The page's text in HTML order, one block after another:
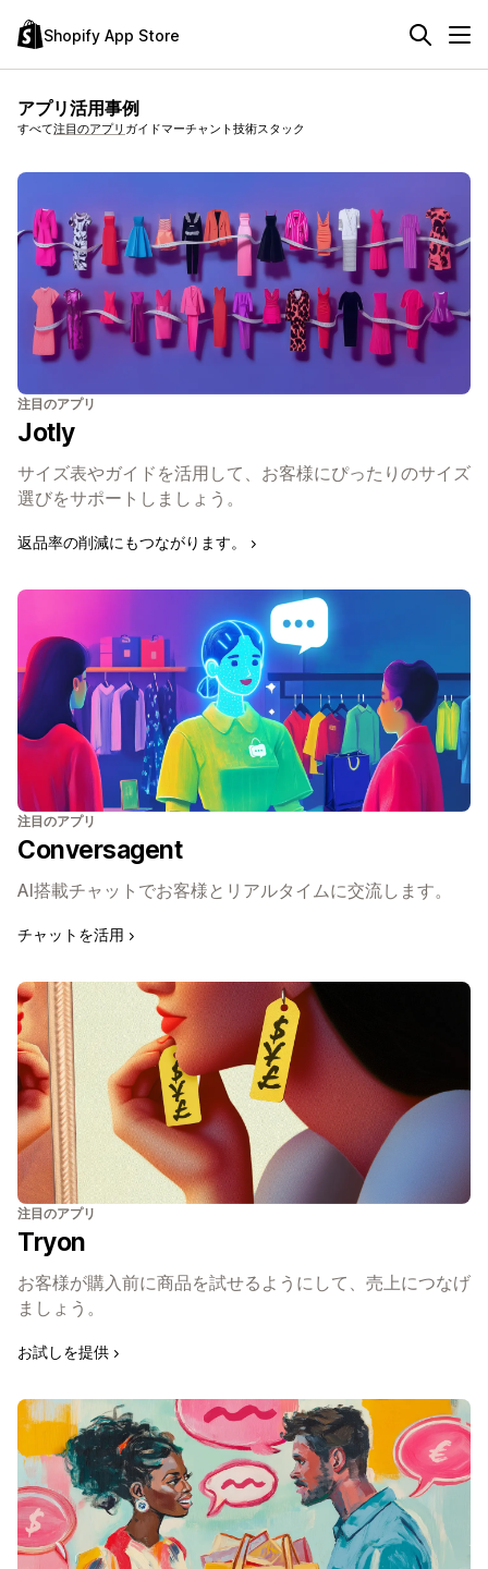
Shopify App Store
アプリ活用事例
すべて注目のアプリ ガイドマーチャント技術スタック
注目のアプリ
Jotly
サイズ表やガイドを活用して、お客様にぴったりのサイズ
選びをサポートしましょう。
返品率の削減にもつながります。
注目のアプリ
Conversagent
AI搭載チャットでお客様とリアルタイムに交流します。
チャットを活用
注目のアプリ
Tryon
お客様が購入前に商品を試せるようにして、売上につなげ
ましょう。
お試しを提供